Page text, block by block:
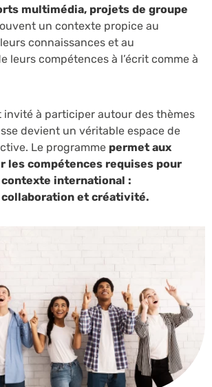
multimédia, projets de groupe
un contexte propice au
connaissances et au
leurs compétences à l’écrit comme à
invité à participer autour des thèmes
devient un véritable espace de
Le programme permet aux
les compétences requises pour
international :
et créativité.